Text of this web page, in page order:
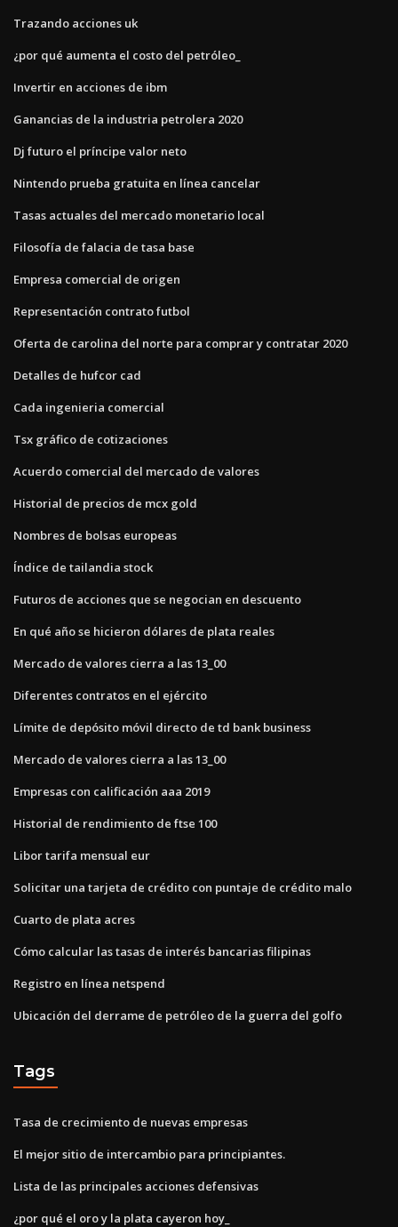
Trazando acciones uk
¿por qué aumenta el costo del petróleo_
Invertir en acciones de ibm
Ganancias de la industria petrolera 2020
Dj futuro el príncipe valor neto
Nintendo prueba gratuita en línea cancelar
Tasas actuales del mercado monetario local
Filosofía de falacia de tasa base
Empresa comercial de origen
Representación contrato futbol
Oferta de carolina del norte para comprar y contratar 2020
Detalles de hufcor cad
Cada ingenieria comercial
Tsx gráfico de cotizaciones
Acuerdo comercial del mercado de valores
Historial de precios de mcx gold
Nombres de bolsas europeas
Índice de tailandia stock
Futuros de acciones que se negocian en descuento
En qué año se hicieron dólares de plata reales
Mercado de valores cierra a las 13_00
Diferentes contratos en el ejército
Límite de depósito móvil directo de td bank business
Mercado de valores cierra a las 13_00
Empresas con calificación aaa 2019
Historial de rendimiento de ftse 100
Libor tarifa mensual eur
Solicitar una tarjeta de crédito con puntaje de crédito malo
Cuarto de plata acres
Cómo calcular las tasas de interés bancarias filipinas
Registro en línea netspend
Ubicación del derrame de petróleo de la guerra del golfo
Tags
Tasa de crecimiento de nuevas empresas
El mejor sitio de intercambio para principiantes.
Lista de las principales acciones defensivas
¿por qué el oro y la plata cayeron hoy_